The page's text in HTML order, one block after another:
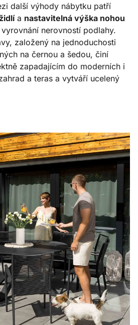
další výhody nábytku patří
a nastavitelná výška nohou
nerovností podlahy.
založený na jednoduchosti
na černou a šedou, činí
zapadajícím do moderních i
a teras a vytváří ucelený